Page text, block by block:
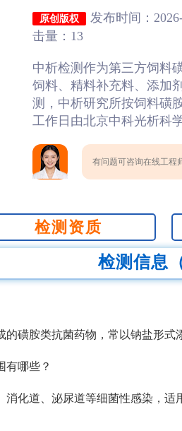
原创版权 发布时间：
击量：13
中析检测作为第三方饲料
饲料、精料补充料、添加
测，中析研究所按饲料磺
工作日由北京中科光析科
有问题可咨询在线工程
检测资质
检测信息
磺胺类抗菌药物，常以钠盐形式
有哪些？
化道、泌尿道等细菌性感染，